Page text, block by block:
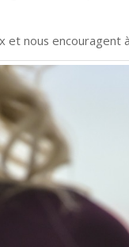
nous encouragent